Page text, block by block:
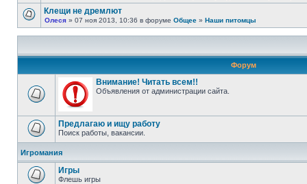
Клещи не дремлют
Олеся » 07 ноя 2013, 10:36 в форуме Общее » Наши питомцы
Форум
Внимание! Читать всем!!
Объявления от администрации сайта.
Предлагаю и ищу работу
Поиск работы, вакансии.
Игромания
Игры
Флешь игры